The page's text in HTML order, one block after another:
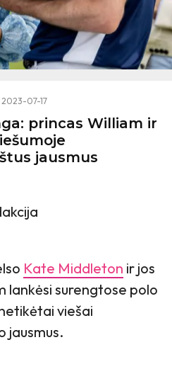
2023-07-17
princas William ir
jausmus
Kate Middleton ir jos
lankėsi surengtose polo
viešai
jausmus.